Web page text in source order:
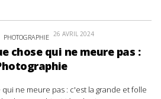
PHOTOGRAPHIE 26 AVRIL 2024
chose qui ne meure pas :
ne meure pas : c'est la grande et folle